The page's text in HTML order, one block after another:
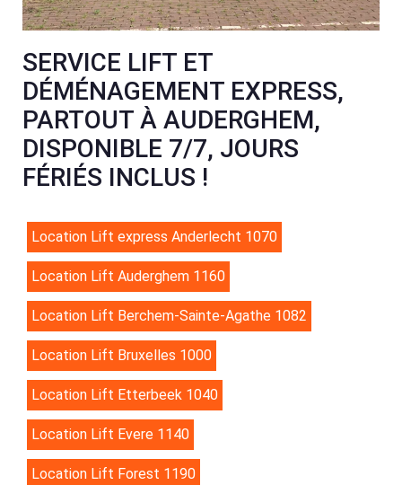
SERVICE LIFT ET
DÉMÉNAGEMENT EXPRESS,
PARTOUT À AUDERGHEM,
DISPONIBLE 7/7, JOURS
FÉRIÉS INCLUS !
Location Lift express Anderlecht 1070
Location Lift Auderghem 1160
Location Lift Berchem-Sainte-Agathe 1082
Location Lift Bruxelles 1000
Location Lift Etterbeek 1040
Location Lift Evere 1140
Location Lift Forest 1190